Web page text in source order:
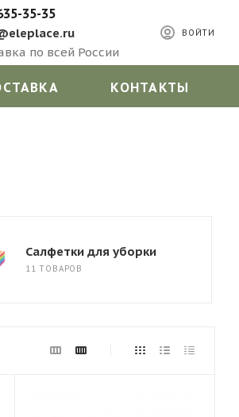
35-35
по всей России
ВОЙТИ
КОНТАКТЫ
Салфетки для уборки
11 ТОВАРОВ